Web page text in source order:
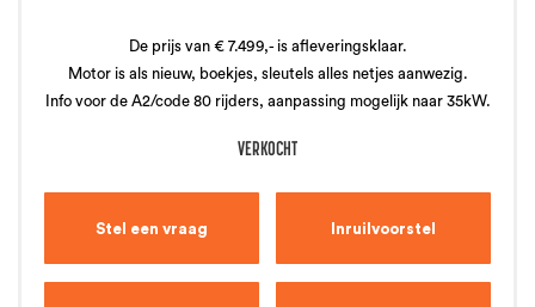
De prijs van € 7.499,- is afleveringsklaar.
Motor is als nieuw, boekjes, sleutels alles netjes aanwezig.
Info voor de A2/code 80 rijders, aanpassing mogelijk naar 35kW.
VERKOCHT
Stel een vraag Inruilvoorstel